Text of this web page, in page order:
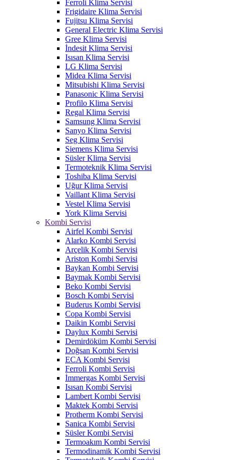
Ferroli Klima Servisi
Frigidaire Klima Servisi
Fujitsu Klima Servisi
General Electric Klima Servisi
Gree Klima Servisi
İndesit Klima Servisi
Isısan Klima Servisi
LG Klima Servisi
Midea Klima Servisi
Mitsubishi Klima Servisi
Panasonic Klima Servisi
Profilo Klima Servisi
Regal Klima Servisi
Samsung Klima Servisi
Sanyo Klima Servisi
Seg Klima Servisi
Siemens Klima Servisi
Süsler Klima Servisi
Termoteknik Klima Servisi
Toshiba Klima Servisi
Uğur Klima Servisi
Vaillant Klima Servisi
Vestel Klima Servisi
York Klima Servisi
Kombi Servisi
Airfel Kombi Servisi
Alarko Kombi Servisi
Arçelik Kombi Servisi
Ariston Kombi Servisi
Baykan Kombi Servisi
Baymak Kombi Servisi
Beko Kombi Servisi
Bosch Kombi Servisi
Buderus Kombi Servisi
Copa Kombi Servisi
Daikin Kombi Servisi
Daylux Kombi Servisi
Demirdöküm Kombi Servisi
Doğsan Kombi Servisi
ECA Kombi Servisi
Ferroli Kombi Servisi
İmmergas Kombi Servisi
Isısan Kombi Servisi
Lambert Kombi Servisi
Maktek Kombi Servisi
Protherm Kombi Servisi
Sanica Kombi Servisi
Süsler Kombi Servisi
Termoakım Kombi Servisi
Termodinamik Kombi Servisi